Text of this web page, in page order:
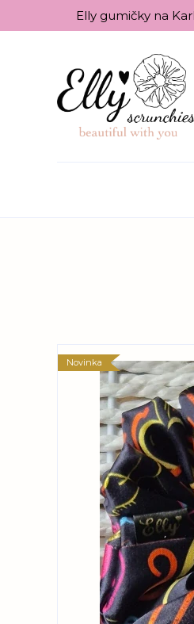
Elly gumičky na
Novinka